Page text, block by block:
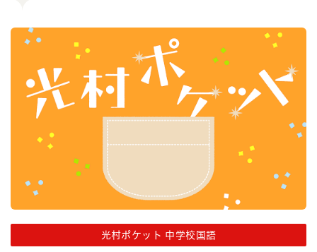
光村ポケット 中学校国語